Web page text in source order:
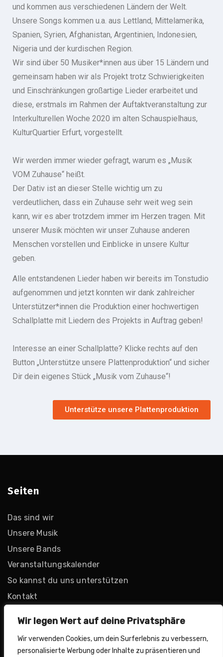
Wir legen Wert auf deine Privatsphäre
Wir verwenden Cookies, um dein Surferlebnis zu verbessern,
personalisierte Werbung oder Inhalte zu präsentieren und
und kommen aus verschiedenen Ländern der Welt.
Unsere Songs kommen u.a. aus Lettland, Mittelamerika,
Spanien, Syrien, Afghanistan, Argentinien, Indonesien,
Nigeria und der kurdischen Region.
Wir sind über 50 Musiker*innen aus über 15 Ländern und
gemeinsam haben wir als Projekt trotz Schwierigkeiten
und Einschränkungen großartige Lieder erarbeitet und
diese, erstmals im Rahmen der Auftaktveranstaltung zur
Interkulturellen Woche 2020 im alten Schauspielhaus,
KulturQuartier Erfurt, vorgestellt.
Wir werden immer wieder gefragt, warum es „Musik
VOM Zuhause“ heißt.
Der Dativ ist an dieser Stelle wichtig um zu
verdeutlichen, dass ein Zuhause sehr weit weg sein
kann, wir es aber trotzdem immer im Herzen tragen. Mit
unserer Musik möchten wir unser Zuhause anderen
Menschen vorstellen und Einblicke in unsere Kultur
geben.
Alle entstandenen Lieder haben wir bereits im Tonstudio
aufgenommen und jetzt konnten wir dank zahlreicher
Unterstützer*innen die Produktion einer hochwertigen
Schallplatte mit Liedern des Projekts in Auftrag geben!
Interesse an einer Schallplatte? Klicke rechts auf den
Button „Unterstütze unsere Plattenproduktion“ und sicher
Dir dein eigenes Stück „Musik vom Zuhause“!
Unterstütze unsere Plattenproduktion
Seiten
Das sind wir
Unsere Musik
Unsere Bands
Veranstaltungskalender
So kannst du uns unterstützen
Kontakt